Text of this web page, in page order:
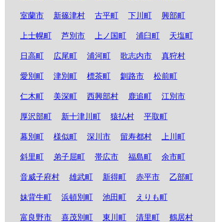
室蘭市 新篠津村 古平町 下川町 興部町
上士幌町 芦別市 上ノ国町 浦臼町 天塩町
日高町 広尾町 浦河町 歌志内市 真狩村
愛別町 津別町 標茶町 釧路市 松前町
仁木町 美深町 西興部村 鹿追町 江別市
厚沢部町 新十津川町 猿払村 平取町
幕別町 様似町 深川市 留寿都村 上川町
斜里町 弟子屈町 帯広市 福島町 余市町
音威子府村 雄武町 新得町 赤平市 乙部町
妹背牛町 浜頓別町 池田町 えりも町
富良野市 喜茂別町 東川町 清里町 鶴居村